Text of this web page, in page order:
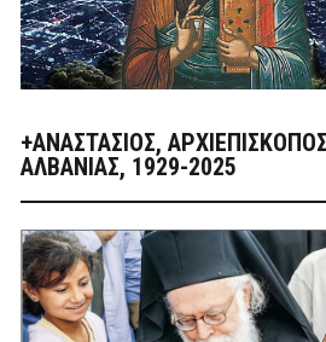
+ΑΝΑΣΤΆΣΙΟΣ, ΑΡΧΙΕΠΊΣΚΟΠΟΣ
ΑΛΒΑΝΊΑΣ, 1929-2025